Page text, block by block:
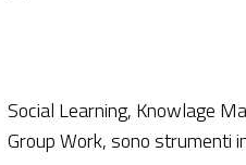
Social Learning, Knowlage
Group Work, sono strumenti